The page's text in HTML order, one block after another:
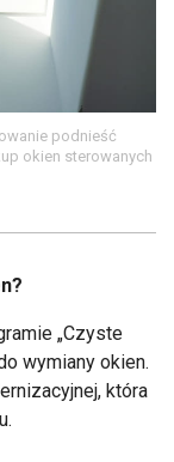
podnieść
okien sterowanych
„Czyste
wymiany okien.
która